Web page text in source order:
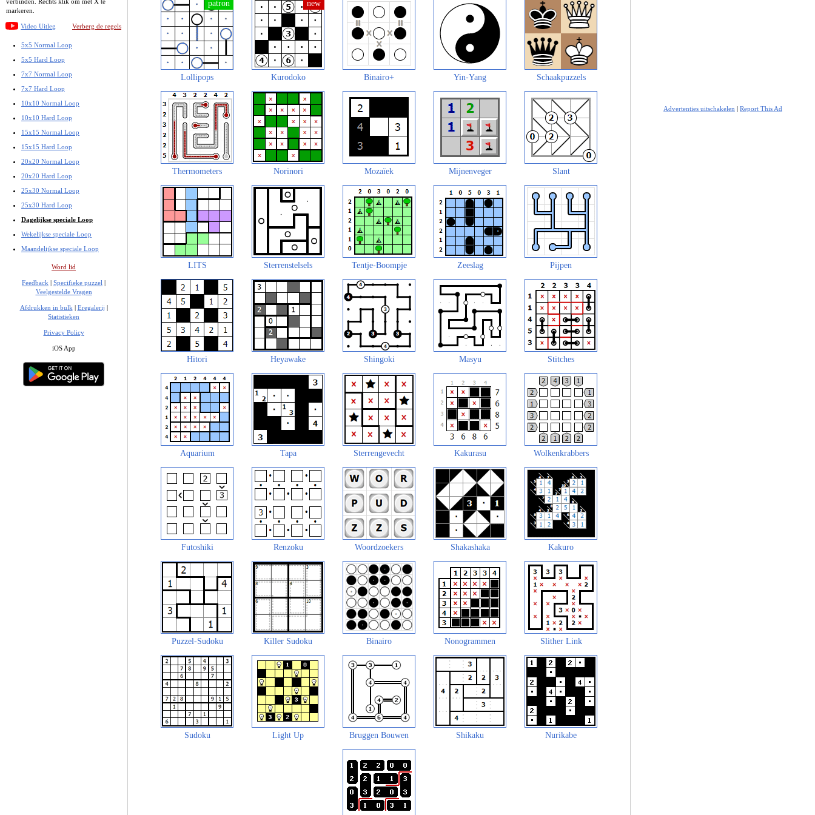
markeren.
Video Uitleg Verberg de regels
5x5 Normal Loop
5x5 Hard Loop
7x7 Normal Loop
7x7 Hard Loop
10x10 Normal Loop
10x10 Hard Loop
15x15 Normal Loop
15x15 Hard Loop
20x20 Normal Loop
20x20 Hard Loop
25x30 Normal Loop
25x30 Hard Loop
Dagelijkse speciale Loop
Wekelijkse speciale Loop
Maandelijkse speciale Loop
Word lid
Feedback | Specifieke puzzel |
Veelgestelde Vragen
Afdrukken in bulk | Eregalerij |
Statistieken
Privacy Policy
iOS App
Lollipops Kurodoko Binairo+ Yin-Yang Schaakpuzzels
Thermometers Norinori Mozaïek Mijnenveger Slant
LITS Sterrenstelsels Tentje-Boompje Zeeslag Pijpen
Hitori Heyawake Shingoki Masyu Stitches
Aquarium Tapa Sterrengevecht Kakurasu Wolkenkrabbers
Futoshiki Renzoku Woordzoekers Shakashaka Kakuro
Puzzel-Sudoku Killer Sudoku Binairo Nonogrammen Slither Link
Sudoku Light Up Bruggen Bouwen Shikaku Nurikabe
Advertenties uitschakelen | Report This Ad